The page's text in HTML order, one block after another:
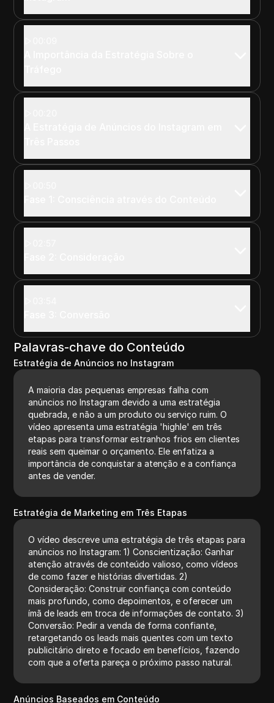
Palavras-chave do Conteúdo
Estratégia de Anúncios no Instagram
A maioria das pequenas empresas falha com
anúncios no Instagram devido a uma estratégia
quebrada, e não a um produto ou serviço ruim. O
vídeo apresenta uma estratégia 'highle' em três
etapas para transformar estranhos frios em clientes
reais sem queimar o orçamento. Ele enfatiza a
importância de conquistar a atenção e a confiança
antes de vender.
Estratégia de Marketing em Três Etapas
O vídeo descreve uma estratégia de três etapas para
anúncios no Instagram: 1) Conscientização: Ganhar
atenção através de conteúdo valioso, como vídeos
de como fazer e histórias divertidas. 2)
Consideração: Construir confiança com conteúdo
mais profundo, como depoimentos, e oferecer um
ímã de leads em troca de informações de contato. 3)
Conversão: Pedir a venda de forma confiante,
retargetando os leads mais quentes com um texto
publicitário direto e focado em benefícios, fazendo
com que a oferta pareça o próximo passo natural.
Anúncios Baseados em Conteúdo